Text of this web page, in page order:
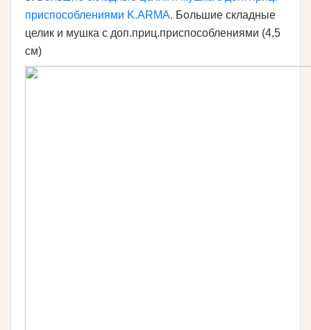
приспособлениями K.ARMA. Большие складные
целик и мушка с доп.приц.приспособлениями (4,5
см)